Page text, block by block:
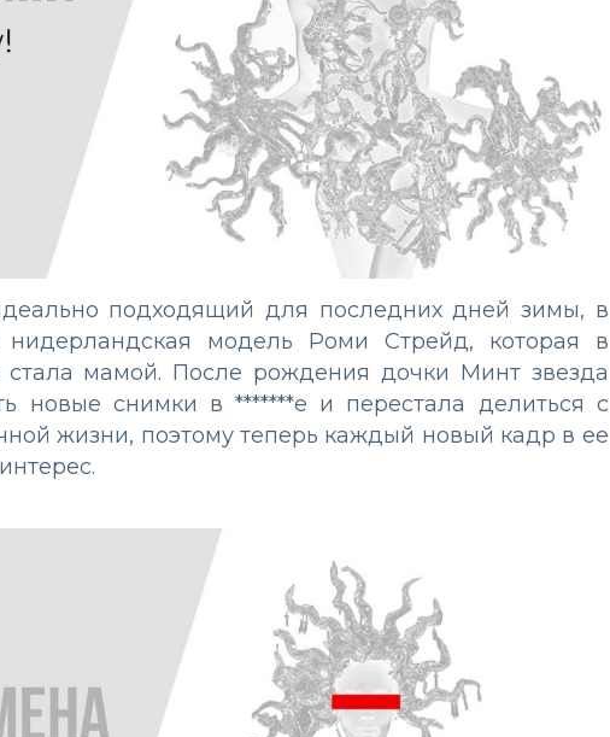
подходящий для последних дней зимы, в
нидерландская модель Роми Стрейд, которая в
мамой. После рождения дочки Минт звезда
новые снимки в *******е и перестала делиться с
жизни, поэтому теперь каждый новый кадр в ее